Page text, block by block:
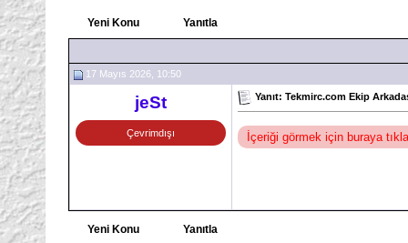
Yeni Konu Yanıtla
17 Mayıs 2026, 10:50
jeSt
Çevrimdışı
Yanıt: Tekmirc.com Ekip
İçeriği görmek için buraya
Yeni Konu Yanıtla